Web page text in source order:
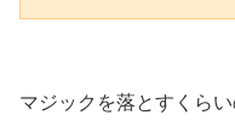
マジックを落とすくら